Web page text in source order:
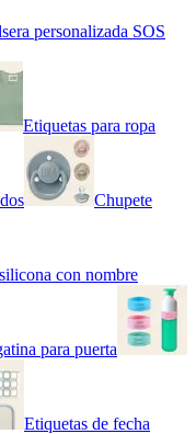
personalizada SOS
Etiquetas para ropa
Chupete
con nombre
para puerta
Etiquetas de fecha